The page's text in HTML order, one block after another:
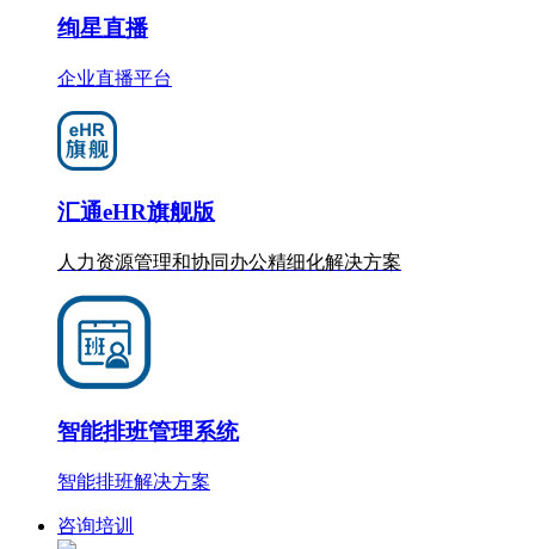
绚星直播
企业直播平台
汇通eHR旗舰版
人力资源管理和协同办公精细化解决方案
智能排班管理系统
智能排班解决方案
咨询培训